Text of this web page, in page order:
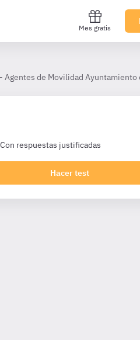
Mes gratis
Agentes de Movilidad Ayuntamiento
Con respuestas justificadas
Hacer test